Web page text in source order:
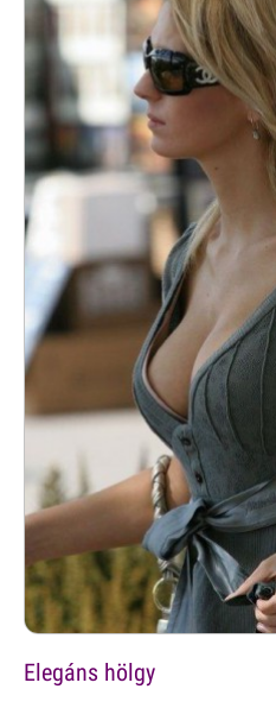
Elegáns hölgy